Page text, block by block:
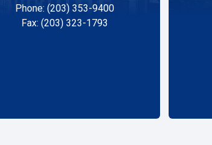
Phone: (203) 353-9400
Fax: (203) 323-1793